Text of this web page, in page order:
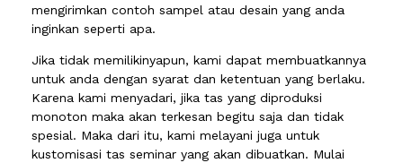
mengirimkan contoh sampel atau desain yang anda
inginkan seperti apa.
Jika tidak memilikinyapun, kami dapat membuatkannya
untuk anda dengan syarat dan ketentuan yang berlaku.
Karena kami menyadari, jika tas yang diproduksi
monoton maka akan terkesan begitu saja dan tidak
spesial. Maka dari itu, kami melayani juga untuk
kustomisasi tas seminar yang akan dibuatkan. Mulai